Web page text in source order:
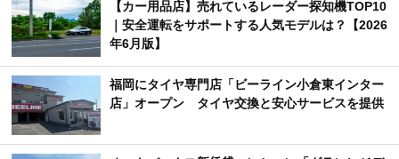
【カー用品店】売れているレーダー探知機TOP10
｜安全運転をサポートする人気モデルは？【2026
年6月版】
福岡にタイヤ専門店「ビーライン小倉東インター
店」オープン タイヤ交換と安心サービスを提供